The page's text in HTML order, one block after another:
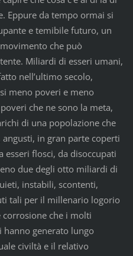
Eppure da tempo ormai si
e temibile futuro, un
che può
Miliardi di esseri umani,
nell’ultimo secolo,
meno poveri e meno
che ne sono la meta,
di una popolazione che
in gran parte coperti
esseri flosci, da disoccupati
due degli otto miliardi di
instabili, scontenti,
tali per il millenario logorio
corrosione che i molti
hanno generato lungo
civiltà e il relativo